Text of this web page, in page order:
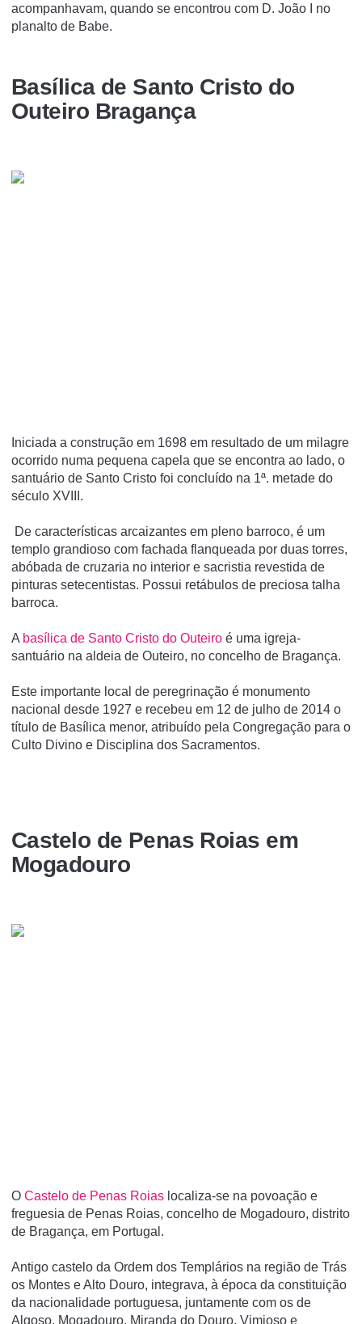
acompanhavam, quando se encontrou com D. João I no
planalto de Babe.
Basí­lica de Santo Cristo do
Outeiro Bragança
Iniciada a construção em 1698 em resultado de um milagre
ocorrido numa pequena capela que se encontra ao lado, o
santuário de Santo Cristo foi concluído na 1ª. metade do
século XVIII.
De características arcaizantes em pleno barroco, é um
templo grandioso com fachada flanqueada por duas torres,
abóbada de cruzaria no interior e sacristia revestida de
pinturas setecentistas. Possui retábulos de preciosa talha
barroca.
A basí­lica de Santo Cristo do Outeiro é uma igreja-
santuário na aldeia de Outeiro, no concelho de Bragança.
Este importante local de peregrinação é monumento
nacional desde 1927 e recebeu em 12 de julho de 2014 o
tí­tulo de Basí­lica menor, atribuí­do pela Congregação para o
Culto Divino e Disciplina dos Sacramentos.
Castelo de Penas Roias em
Mogadouro
O Castelo de Penas Roias localiza-se na povoação e
freguesia de Penas Roias, concelho de Mogadouro, distrito
de Bragança, em Portugal.
Antigo castelo da Ordem dos Templários na região de Trás
os Montes e Alto Douro, integrava, à época da constituição
da nacionalidade portuguesa, juntamente com os de
Algoso, Mogadouro, Miranda do Douro, Vimioso e